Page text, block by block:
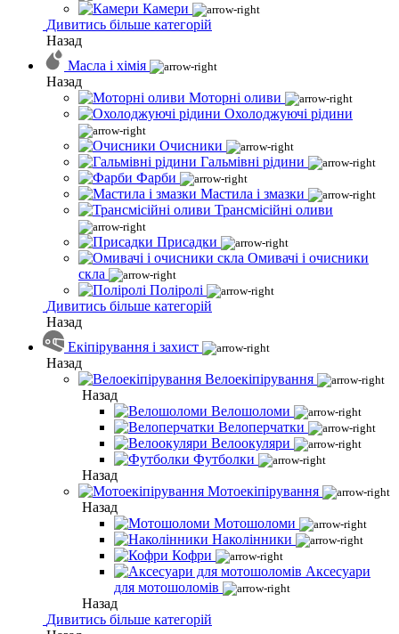
Камери
Дивитись більше категорій
Назад
Масла і хімія
Назад
Моторні оливи
Охолоджуючі рідини
Очисники
Гальмівні рідини
Фарби
Мастила і змазки
Трансмісійні оливи
Присадки
Омивачі і очисники
скла
Поліролі
Дивитись більше категорій
Назад
Екіпірування і захист
Назад
Велоекіпірування
Назад
Велошоломи
Велоперчатки
Велоокуляри
Футболки
Назад
Мотоекіпірування
Назад
Мотошоломи
Наколінники
Кофри
Аксесуари
для мотошоломів
Назад
Дивитись більше категорій